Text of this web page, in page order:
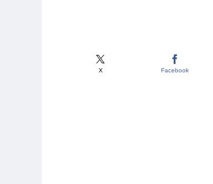
X Facebook